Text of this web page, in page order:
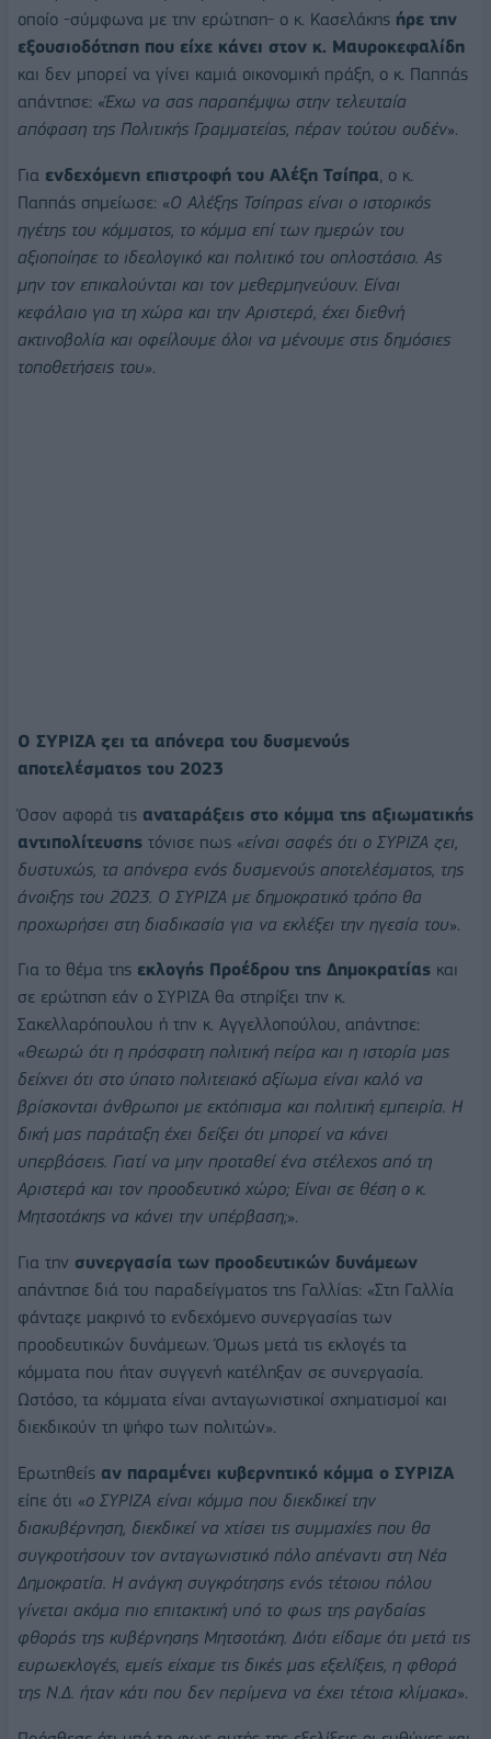
οποίο -σύμφωνα με την ερώτηση- ο κ. Κασελάκης ήρε την
εξουσιοδότηση που είχε κάνει στον κ. Μαυροκεφαλίδη
και δεν μπορεί να γίνει καμιά οικονομική πράξη, ο κ. Παππάς
απάντησε: «Έχω να σας παραπέμψω στην τελευταία
απόφαση της Πολιτικής Γραμματείας, πέραν τούτου ουδέν».
Για ενδεχόμενη επιστροφή του Αλέξη Τσίπρα, ο κ.
Παππάς σημείωσε: «Ο Αλέξης Τσίπρας είναι ο ιστορικός
ηγέτης του κόμματος, το κόμμα επί των ημερών του
αξιοποίησε το ιδεολογικό και πολιτικό του οπλοστάσιο. Ας
μην τον επικαλούνται και τον μεθερμηνεύουν. Είναι
κεφάλαιο για τη χώρα και την Αριστερά, έχει διεθνή
ακτινοβολία και οφείλουμε όλοι να μένουμε στις δημόσιες
τοποθετήσεις του».
Ο ΣΥΡΙΖΑ ζει τα απόνερα του δυσμενούς
αποτελέσματος του 2023
Όσον αφορά τις αναταράξεις στο κόμμα της αξιωματικής
αντιπολίτευσης τόνισε πως «είναι σαφές ότι ο ΣΥΡΙΖΑ ζει,
δυστυχώς, τα απόνερα ενός δυσμενούς αποτελέσματος, της
άνοιξης του 2023. Ο ΣΥΡΙΖΑ με δημοκρατικό τρόπο θα
προχωρήσει στη διαδικασία για να εκλέξει την ηγεσία του».
Για το θέμα της εκλογής Προέδρου της Δημοκρατίας και
σε ερώτηση εάν ο ΣΥΡΙΖΑ θα στηρίξει την κ.
Σακελλαρόπουλου ή την κ. Αγγελλοπούλου, απάντησε:
«Θεωρώ ότι η πρόσφατη πολιτική πείρα και η ιστορία μας
δείχνει ότι στο ύπατο πολιτειακό αξίωμα είναι καλό να
βρίσκονται άνθρωποι με εκτόπισμα και πολιτική εμπειρία. Η
δική μας παράταξη έχει δείξει ότι μπορεί να κάνει
υπερβάσεις. Γιατί να μην προταθεί ένα στέλεχος από τη
Αριστερά και τον προοδευτικό χώρο; Είναι σε θέση ο κ.
Μητσοτάκης να κάνει την υπέρβαση;».
Για την συνεργασία των προοδευτικών δυνάμεων
απάντησε διά του παραδείγματος της Γαλλίας: «Στη Γαλλία
φάνταζε μακρινό το ενδεχόμενο συνεργασίας των
προοδευτικών δυνάμεων. Όμως μετά τις εκλογές τα
κόμματα που ήταν συγγενή κατέληξαν σε συνεργασία.
Ωστόσο, τα κόμματα είναι ανταγωνιστικοί σχηματισμοί και
διεκδικούν τη ψήφο των πολιτών».
Ερωτηθείς αν παραμένει κυβερνητικό κόμμα ο ΣΥΡΙΖΑ
είπε ότι «ο ΣΥΡΙΖΑ είναι κόμμα που διεκδικεί την
διακυβέρνηση, διεκδικεί να χτίσει τις συμμαχίες που θα
συγκροτήσουν τον ανταγωνιστικό πόλο απέναντι στη Νέα
Δημοκρατία. Η ανάγκη συγκρότησης ενός τέτοιου πόλου
γίνεται ακόμα πιο επιτακτική υπό το φως της ραγδαίας
φθοράς της κυβέρνησης Μητσοτάκη. Διότι είδαμε ότι μετά τις
ευρωεκλογές, εμείς είχαμε τις δικές μας εξελίξεις, η φθορά
της Ν.Δ. ήταν κάτι που δεν περίμενα να έχει τέτοια κλίμακα».